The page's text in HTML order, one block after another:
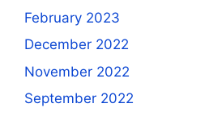
February 2023
December 2022
November 2022
September 2022